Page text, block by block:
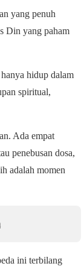
yang penuh
Din yang paham
hidup dalam
spiritual,
Ada empat
penebusan dosa,
adalah momen
ini terbilang